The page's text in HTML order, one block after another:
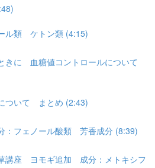
ル類 ケトン類 (4:15)
きに 血糖値コントロールについて
ついて まとめ (2:43)
：フェノール酸類 芳香成分 (8:39)
講座 ヨモギ追加 成分：メトキシフ